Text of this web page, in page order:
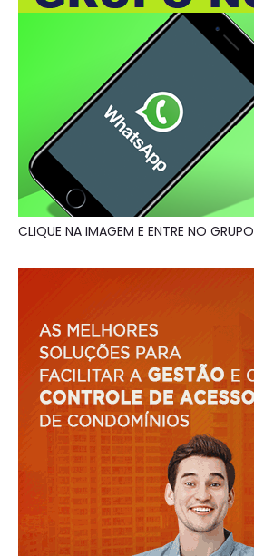
CLIQUE NA IMAGEM E ENTRE NO GRUPO